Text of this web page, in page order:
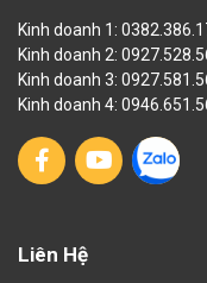
Kinh doanh 1:
Kinh doanh 2:
Kinh doanh 3:
Kinh doanh 4:
Liên Hệ